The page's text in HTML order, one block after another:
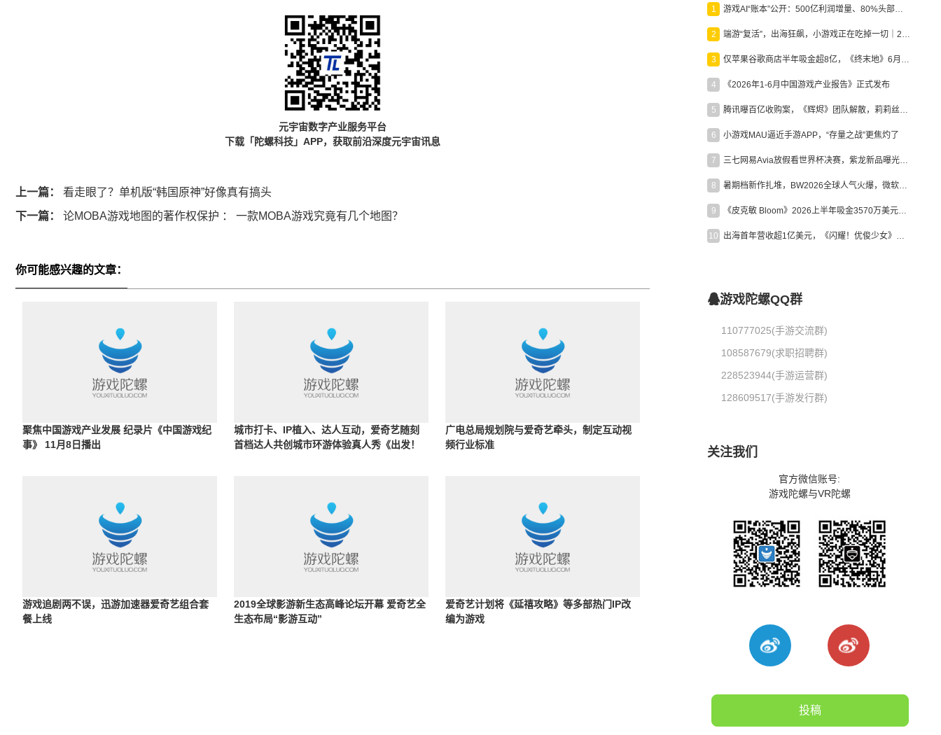
元宇宙数字产业服务平台
下载「陀螺科技」APP，获取前沿深度元宇宙讯息
上一篇： 看走眼了？单机版“韩国原神”好像真有搞头
下一篇： 论MOBA游戏地图的著作权保护 ： 一款MOBA游戏究竟有几个地图？
你可能感兴趣的文章：
聚焦中国游戏产业发展 纪录片《中国游戏纪
事》 11月8日播出
城市打卡、IP植入、达人互动，爱奇艺随刻
首档达人共创城市环游体验真人秀《出发！
广电总局规划院与爱奇艺牵头，制定互动视
频行业标准
游戏追剧两不误，迅游加速器爱奇艺组合套
餐上线
2019全球影游新生态高峰论坛开幕 爱奇艺全
生态布局“影游互动”
爱奇艺计划将《延禧攻略》等多部热门IP改
编为游戏
1 游戏AI“账本”公开：500亿利润增量、80%头部入局，谁在闷声发财？
2 端游“复活”，出海狂飙，小游戏正在吃掉一切｜2026上半年产业报告
3 仅苹果谷歌商店半年吸金超8亿，《终末地》6月份收入显著回暖
4 《2026年1-6月中国游戏产业报告》正式发布
5 腾讯曝百亿收购案，《辉烬》团队解散，莉莉丝新作曝光｜陀螺周报
6 小游戏MAU逼近手游APP，“存量之战”更焦灼了
7 三七网易Avia放假看世界杯决赛，紫龙新品曝光，米哈游新作上线 | 陀螺周报
8 暑期档新作扎堆，BW2026全球人气火爆，微软XBOX大裁员|陀螺周报
9 《皮克敏 Bloom》2026上半年吸金3570万美元，中国台湾成最大市场
10 出海首年营收超1亿美元，《闪耀！优俊少女》美国市场占比达七成
游戏陀螺QQ群
110777025(手游交流群)
108587679(求职招聘群)
228523944(手游运营群)
128609517(手游发行群)
关注我们
官方微信账号:
游戏陀螺与VR陀螺
投稿